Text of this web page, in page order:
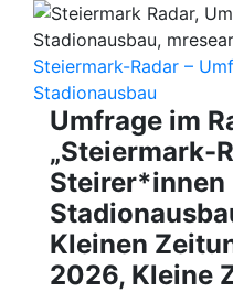
Steiermark-Radar –
Stadionausbau
Umfrage im
„Steiermark-
Steirer*innen
Kleinen
2026, Kleine